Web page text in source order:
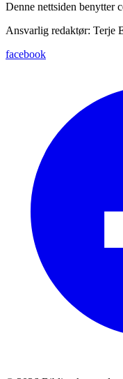
Denne nettsiden benytter
Ansvarlig redaktør: Terje
facebook